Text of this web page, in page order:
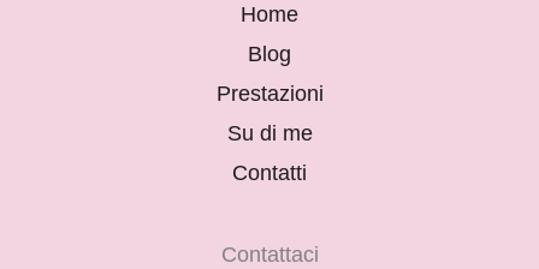
Home
Blog
Prestazioni
Su di me
Contatti
Contattaci